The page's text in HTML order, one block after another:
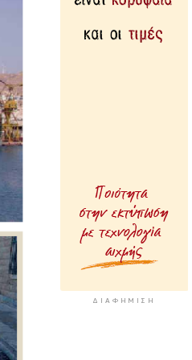
ΔΙΑΦΉΜΙΣΗ